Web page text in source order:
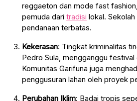
reggaeton dan mode fast
pemuda dari tradisi lokal.
pendanaan terbatas.
Kekerasan: Tingkat kriminalitas
Pedro Sula, mengganggu
Komunitas Garifuna juga
penggusuran lahan oleh proyek
Perubahan Iklim: Badai tropis